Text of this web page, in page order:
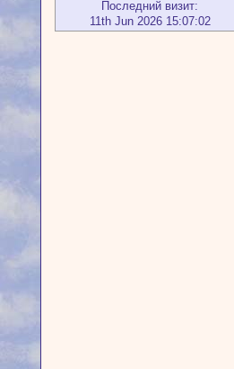
Последний визит:
11th Jun 2026 15:07:02